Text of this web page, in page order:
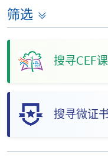
筛选
搜寻CEF
搜寻微证